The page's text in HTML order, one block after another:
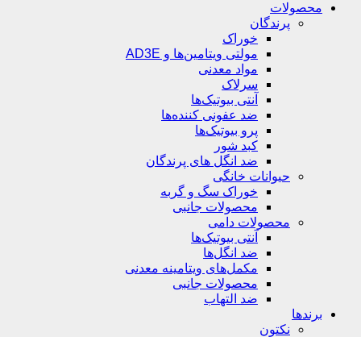
محصولات
پرندگان
خوراک
مولتی ویتامین‌ها و AD3E
مواد معدنی
سرلاک
آنتی بیوتیک‌ها
ضد عفونی کننده‌ها
پرو بیوتیک‌ها
کبد شور
ضد انگل های پرندگان
حیوانات خانگی
خوراک سگ و گربه
محصولات جانبی
محصولات دامی
آنتی بیوتیک‌ها
ضد انگل‌ها
مکمل‌های ویتامینه معدنی
محصولات جانبی
ضد التهاب
برندها
نکتون